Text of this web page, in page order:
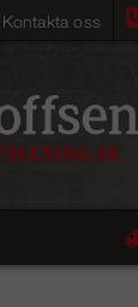
Kontakta oss